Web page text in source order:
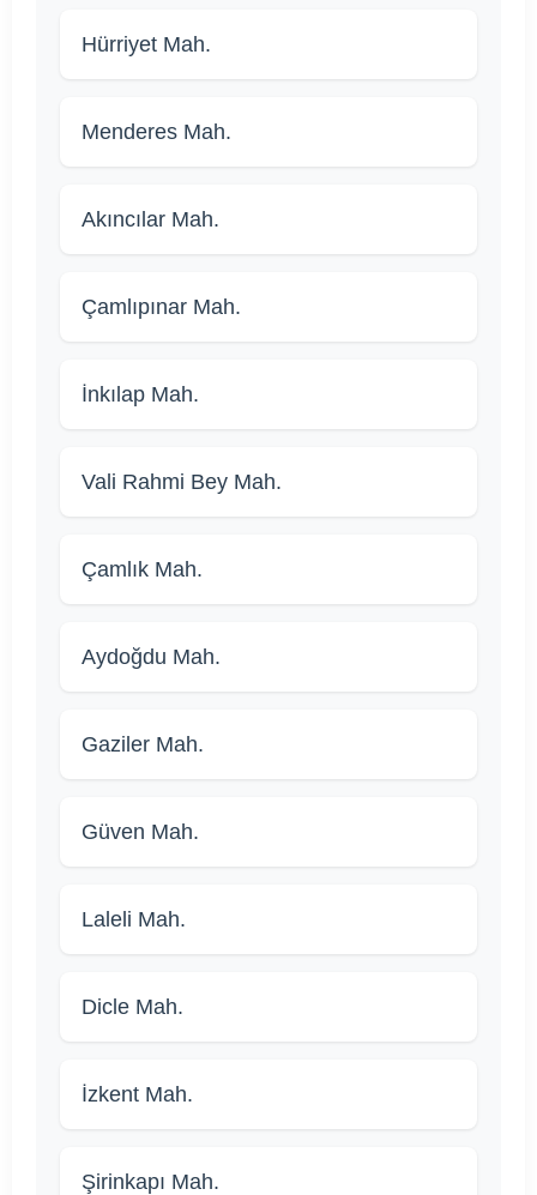
Hürriyet Mah.
Menderes Mah.
Akıncılar Mah.
Çamlıpınar Mah.
İnkılap Mah.
Vali Rahmi Bey Mah.
Çamlık Mah.
Aydoğdu Mah.
Gaziler Mah.
Güven Mah.
Laleli Mah.
Dicle Mah.
İzkent Mah.
Şirinkapı Mah.